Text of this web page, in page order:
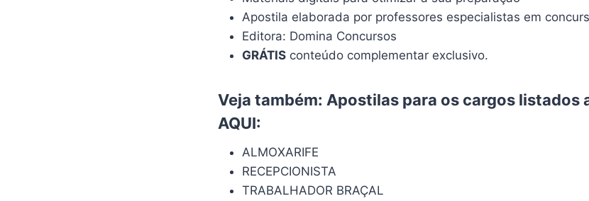
Apostila elaborada por professores especialistas em
Editora: Domina Concursos
GRÁTIS conteúdo complementar exclusivo.
Veja também: Apostilas para os cargos listados
AQUI:
ALMOXARIFE
RECEPCIONISTA
TRABALHADOR BRAÇAL